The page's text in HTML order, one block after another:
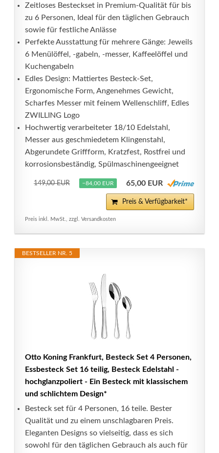
Zeitloses Besteckset in Premium-Qualität für bis
zu 6 Personen, Ideal für den täglichen Gebrauch
sowie für festliche Anlässe
Perfekte Ausstattung für mehrere Gänge: Jeweils
6 Menülöffel, -gabeln, -messer, Kaffeelöffel und
Kuchengabeln
Edles Design: Mattiertes Besteck-Set,
Ergonomische Form, Angenehmes Gewicht,
Scharfes Messer mit feinem Wellenschliff, Edles
ZWILLING Logo
Hochwertig verarbeiteter 18/10 Edelstahl,
Messer aus geschmiedetem Klingenstahl,
Abgerundete Griffform, Kratzfest, Rostfrei und
korrosionsbeständig, Spülmaschinengeeignet
149,00 EUR −84,00 EUR 65,00 EUR
Preis & Verfügbarkeit*
Preis inkl. MwSt., zzgl. Versandkosten
BESTSELLER NR. 5
Otto Koning Frankfurt, Besteck Set 4 Personen,
Essbesteck Set 16 teilig, Besteck Edelstahl -
hochglanzpoliert - Ein Besteck mit klassischem
und schlichtem Design*
Besteck set für 4 Personen, 16 teile. Bester
Qualität und zu einem unschlagbaren Preis.
Eleganten Designs so vielseitig, dass es sich
sowohl für den täglichen Gebrauch als auch für